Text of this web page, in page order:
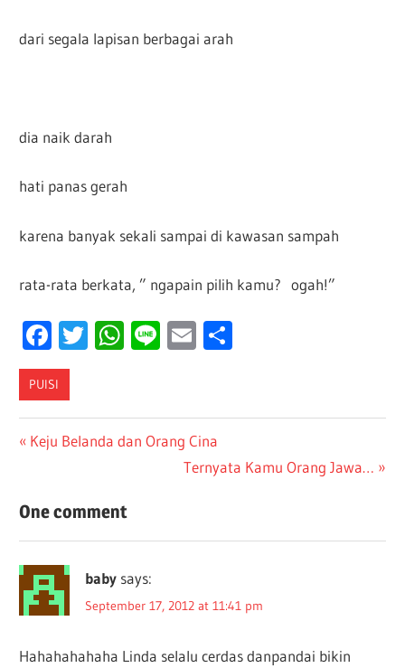
dari segala lapisan berbagai arah
dia naik darah
hati panas gerah
karena banyak sekali sampai di kawasan sampah
rata-rata berkata, ” ngapain pilih kamu? ogah!”
Facebook
Twitter
WhatsApp
LineEmail
PUISI
Post
Previous
Keju Belanda dan Orang Cina
Next
Ternyata Kamu Orang Jawa…
One comment
baby says:
September 17, 2012 at 11:41 pm
Hahahahahaha Linda selalu cerdas danpandai bikin